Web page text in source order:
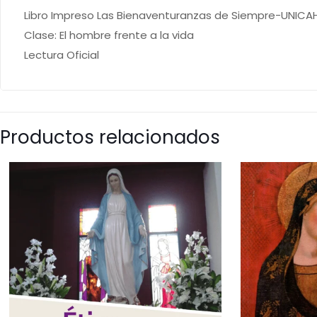
Libro Impreso Las Bienaventuranzas de Siempre-
Clase: El hombre frente a la vida
Lectura Oficial
Productos relacionados